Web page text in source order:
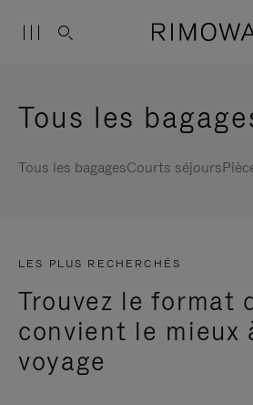
Tous les
Tous les bagagesCourts séjours
LES PLUS RECHERCHÉS
Trouvez le format
convient le mieux
voyage